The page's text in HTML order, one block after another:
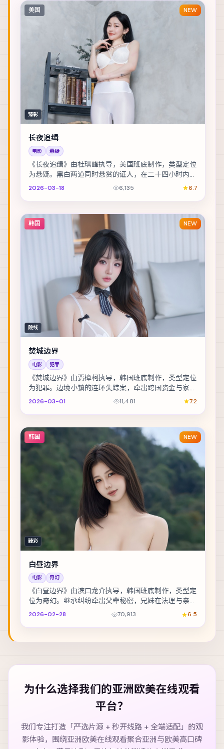
美国 NEW
臻彩
长夜追缉
电影 悬疑
《长夜追缉》由杜琪峰执导，美国班底制作，类型定位
为悬疑。黑白两道同时悬赏的证人，在二十四小时内穿
越整座城。主演包括张震、长泽雅美、玛格特·罗比 ...
2026-03-18 6,135 6.7
韩国 NEW
院线
焚城边界
电影 犯罪
《焚城边界》由贾樟柯执导，韩国班底制作，类型定位
为犯罪。边境小镇的连环失踪案，牵出跨国资金与家族
恩怨。主演包括刘亦菲、刘德华、周迅 等，表演层次...
2026-03-01 11,481 7.2
韩国 NEW
臻彩
白昼边界
电影 奇幻
《白昼边界》由滨口龙介执导，韩国班底制作，类型定
位为奇幻。继承纠纷牵出父辈秘密，兄妹在法理与亲情
间摇摆。主演包括佛罗伦斯·皮尤、提莫西·查拉梅、...
2026-02-28 70,913 6.5
为什么选择我们的亚洲欧美在线观看
平台？
我们专注打造「严选片源 + 秒开线路 + 全端适配」的观
影体验，围绕亚洲欧美在线观看聚合亚洲与欧美高口碑